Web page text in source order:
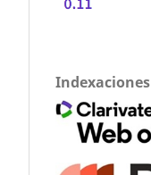
Indexaciones